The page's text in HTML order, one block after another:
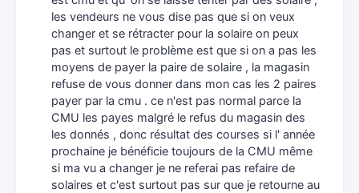
les vendeurs ne vous dise pas que si on veux
changer et se rétracter pour la solaire on peux
pas et surtout le problème est que si on a pas les
moyens de payer la paire de solaire , la magasin
refuse de vous donner dans mon cas les 2 paires
payer par la cmu . ce n'est pas normal parce la
CMU les payes malgré le refus du magasin des
les donnés , donc résultat des courses si l' année
prochaine je bénéficie toujours de la CMU même
si ma vu a changer je ne referai pas refaire de
solaires et c'est surtout pas sur que je retourne au